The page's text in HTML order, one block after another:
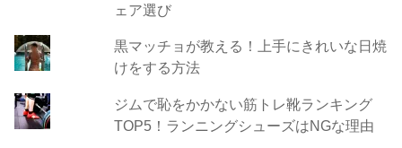
ェア選び
黒マッチョが教える！上手にきれいな日焼
けをする方法
ジムで恥をかかない筋トレ靴ランキング
TOP5！ランニングシューズはNGな理由